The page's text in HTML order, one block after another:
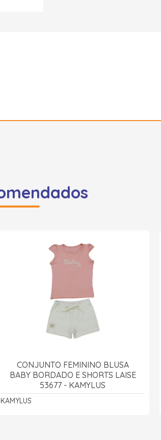
CONJUNTO FEMININO BLUSA
BABY BORDADO E SHORTS LAISE
53677 - KAMYLUS
KAMYLUS